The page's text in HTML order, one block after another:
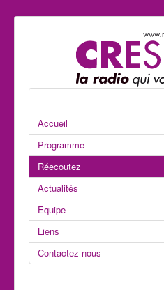
Accueil
Programme
Réecoutez
Actualités
Equipe
Liens
Contactez-nous